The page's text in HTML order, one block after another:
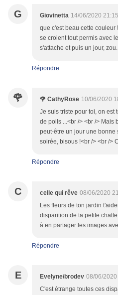
G Giovinetta 14/06/2020 21:15
que c'est beau cette couleur
se croient tout permis avec
s'attache et puis un jour,
Répondre
🌹 🌹 CathyRose 10/06/2020
Je suis triste pour toi, on est
de poils ...<br /> <br /> Mais
peut-être un jour une bonne
soirée, bisous !<br /> <br />
Répondre
C celle qui rêve 08/06/2020
Les fleurs de ton jardin
disparition de ta petite
à en partager les images
Répondre
E Evelyne/brodev 08/06/2020
C'est étrange toutes ces